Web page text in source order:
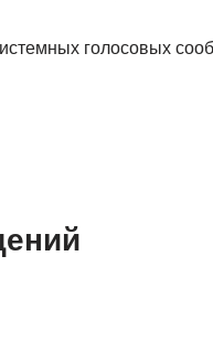
голосовых